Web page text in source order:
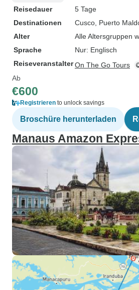
Reisedauer
5 Tage
Destinationen
Cusco , Puerto
Alter
Alle Altersgruppen
Sprache
Nur: Englisch
ReiseveranstalterOn The Go Tours
Ab
€600
Registrieren to unlock savings
Broschüre herunterladen
Manaus Amazon